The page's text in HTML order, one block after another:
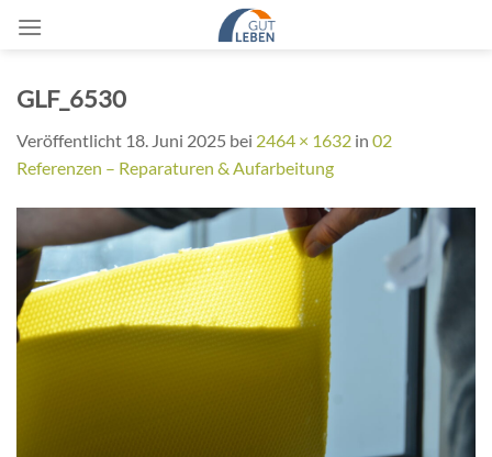
Inhalt
GLF_6530
Veröffentlicht 18. Juni 2025 bei 2464 × 1632 in 02
Referenzen – Reparaturen & Aufarbeitung